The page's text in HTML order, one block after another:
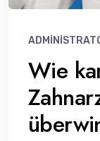
Wie